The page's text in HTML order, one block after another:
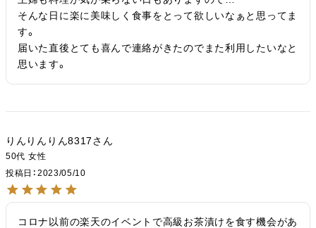
そんな日に楽に美味しく食事をとって欲しいなぁと思ってま
す。
届いた直後とても喜んで連絡がきたのでまた利用したいなと
思います。
りんりんりん8317
50代 女性
投稿日
2023/05/10
コロナ以前の楽天のイベントで高級お茶漬けを食す機会があ